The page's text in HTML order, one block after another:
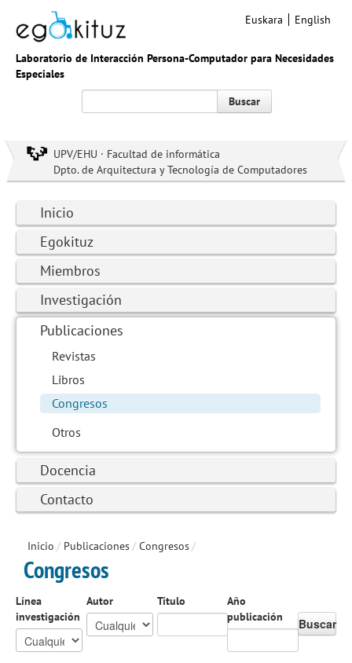
Laboratorio de Interacción Persona-Computador para Necesidades
Especiales
Euskara English
Buscar
UPV/EHU · Facultad de informática
Dpto. de Arquitectura y Tecnología de Computadores
Inicio
Egokituz
Miembros
Investigación
Publicaciones
Revistas
Libros
Congresos
Otros
Docencia
Contacto
Inicio / Publicaciones/ Congresos/
Congresos
Línea
investigación
Autor Título
Año
publicación
Buscar